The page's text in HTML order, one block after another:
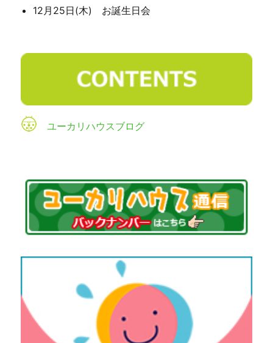
12月25日(木) お誕生日会
ユーカリハウスブログ